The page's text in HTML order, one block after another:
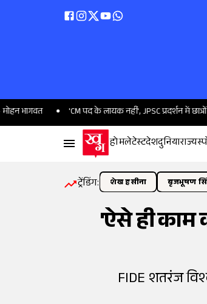
'CM पद के लायक नहीं', JPSC प्रदर्शन में छात्रों ने मांगा
होमलेटेस्टदेशदुनियाराज्य
ट्रेंडिंग: शेख हसीना बृजभूषण
'ऐसे ही काम
FIDE शतरंज